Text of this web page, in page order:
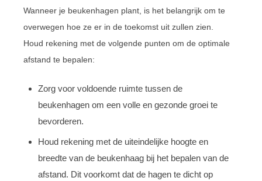
Wanneer je beukenhagen plant, is het belangrijk om te
overwegen hoe ze er in de toekomst uit zullen zien.
Houd rekening met de volgende punten om de optimale
afstand te bepalen:
Zorg voor voldoende ruimte tussen de
beukenhagen om een volle en gezonde groei te
bevorderen.
Houd rekening met de uiteindelijke hoogte en
breedte van de beukenhaag bij het bepalen van de
afstand. Dit voorkomt dat de hagen te dicht op